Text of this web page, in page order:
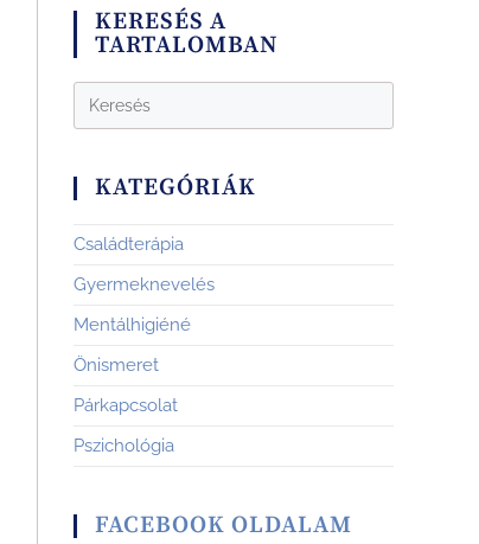
KERESÉS A
TARTALOMBAN
KATEGÓRIÁK
Családterápia
Gyermeknevelés
Mentálhigiéné
Önismeret
Párkapcsolat
Pszichológia
FACEBOOK OLDALAM